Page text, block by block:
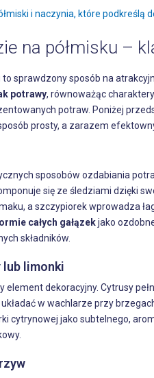
i naczynia, które podkreślą
na półmisku –
sprawdzony sposób na
potrawy, równoważąc
potraw. Poniżej
prosty, a zarazem
sposobów ozdabiania
się ze śledziami dzięki
a szczypiorek wprowadza
całych gałązekjako
składników.
lub limonki
element dekoracyjny. Cytrusy
w wachlarze przy
cytrynowej jako subtelnego,